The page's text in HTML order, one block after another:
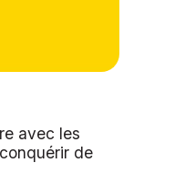
avec les
de